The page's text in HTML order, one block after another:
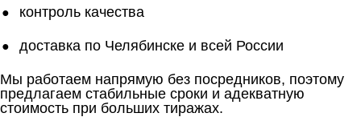
контроль качества
доставка по Челябинске и всей России
Мы работаем напрямую без посредников, поэтому
предлагаем стабильные сроки и адекватную
стоимость при больших тиражах.